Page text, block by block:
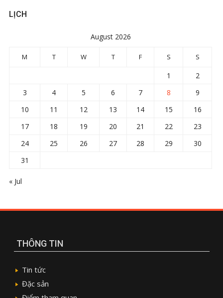
LỊCH
August 2026
M T W T F S S
1
2
3
4 5 6 7 8
9
10
11 12 13 14 15
16
17
18 19 20 21 22
23
24
25 26 27 28 29
30
31
« Jul
THÔNG TIN
Tin tức
Đặc sản